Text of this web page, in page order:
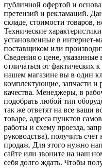
публичной офертой и
претензий и рекламаций.
складе, стоимости товаров,
Технические
установленные в интернет-
поставщиком или
Сведения о цене, указанные
отличаться от фактических
нашем магазине вы в один
комплектующие, запчасти и
качества. Менеджеры, в
подобрать любой тип
так же ответят на все ваши
товаре, адреса пунктов
работы и схему проезда,
руководства), получить
продаж. Для этого нужно
сайте или звоните на наш
себя долго ждать. Чтобы